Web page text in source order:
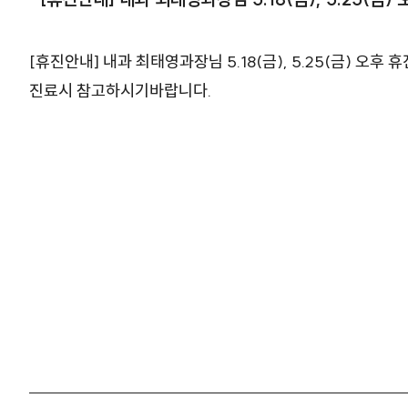
[휴진안내] 내과 최태영과장님 5.18(금), 5.25(금) 오후 휴
진료시 참고하시기바랍니다.